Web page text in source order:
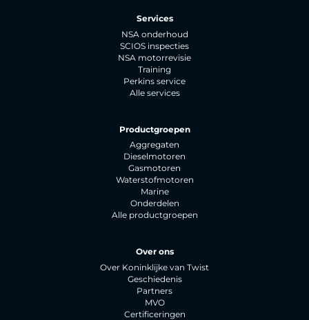
Services
NSA onderhoud
SCIOS inspecties
NSA motorrevisie
Training
Perkins service
Alle services
Productgroepen
Aggregaten
Dieselmotoren
Gasmotoren
Waterstofmotoren
Marine
Onderdelen
Alle productgroepen
Over ons
Over Koninklijke van Twist
Geschiedenis
Partners
MVO
Certificeringen